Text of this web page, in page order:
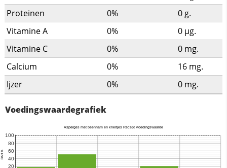
Proteinen 0% 0g.
Vitamine A
0% 0 µg.
Vitamine C
0% 0 mg.
Calcium
0% 16 mg.
Ijzer
0% 0 mg.
Voedingswaardegrafiek